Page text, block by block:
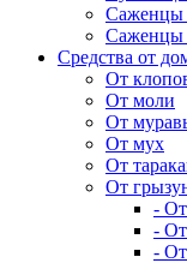
Саженцы
Саженцы
Средства от
От
От моли
От
От мух
От
От
-
-
-